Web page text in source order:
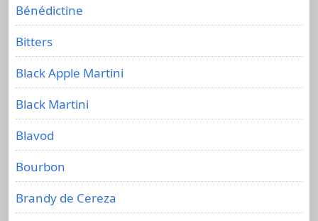
Bénédictine
Bitters
Black Apple Martini
Black Martini
Blavod
Bourbon
Brandy de Cereza